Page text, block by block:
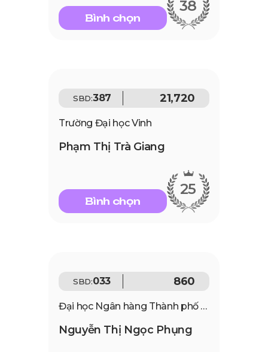
Bình chọn
38
SBD:387 21,720
Trường Đại học Vinh
Phạm Thị Trà Giang
Bình chọn
25
SBD:033 860
Đại học Ngân hàng Thành phố Hồ Chí Minh
Nguyễn Thị Ngọc Phụng